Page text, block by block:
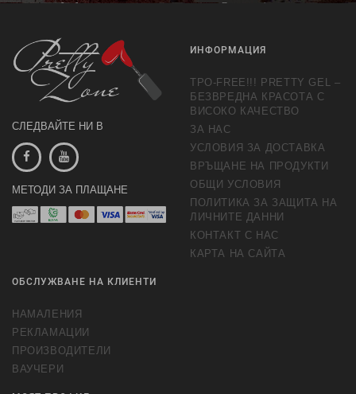
обработка на маркетингови предложения. Повече информация
СЛЕДВАЙТЕ НИ В
МЕТОДИ ЗА ПЛАЩАНЕ
ИНФОРМАЦИЯ
TPO-FREE!!! PRETTY GEL –
БЕЗВРЕДНА КРАСОТА С
ВИСОКО КАЧЕСТВО
ЗА НАС
УСЛОВИЯ ЗА ДОСТАВКА
ВРЪЩАНЕ НА ПРОДУКТИ
ОБЩИ УСЛОВИЯ
ПОЛИТИКА ЗА ЗАЩИТА НА
ЛИЧНИТЕ ДАННИ
КОНТАКТ С НАС
КАРТА НА САЙТА
ОБСЛУЖВАНЕ НА КЛИЕНТИ
НАМАЛЕНИЯ
РЕКЛАМАЦИИ
ПРОИЗВОДИТЕЛИ
ВАУЧЕРИ